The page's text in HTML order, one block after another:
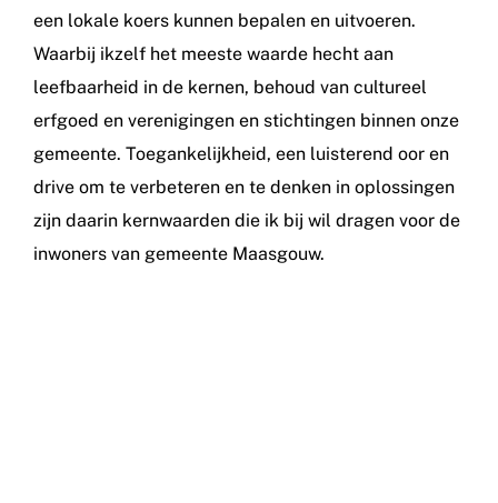
een lokale koers kunnen bepalen en uitvoeren.
Waarbij ikzelf het meeste waarde hecht aan
leefbaarheid in de kernen, behoud van cultureel
erfgoed en verenigingen en stichtingen binnen onze
gemeente. Toegankelijkheid, een luisterend oor en
drive om te verbeteren en te denken in oplossingen
zijn daarin kernwaarden die ik bij wil dragen voor de
inwoners van gemeente Maasgouw.